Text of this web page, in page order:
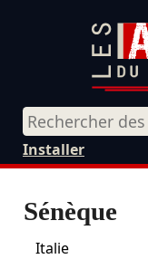
Installer
Sénèque
Italie